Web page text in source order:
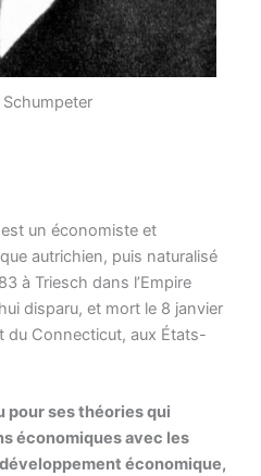
est un économiste et
autrichien, puis naturalisé
à Triesch dans l’Empire
disparu, et mort le 8 janvier
du Connecticut, aux États-
pour ses théories qui
économiques avec les
économique,